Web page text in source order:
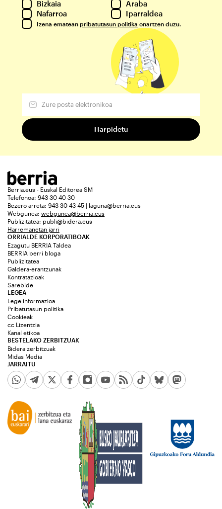
Bizkaia
Araba
Nafarroa
Iparraldea
Izena ematean pribatutasun politika onartzen duzu.
Berria.eus - Euskal Editorea SM
Telefonoa: 943 30 40 30
Bezero arreta: 943 30 43 45 | laguna@berria.eus
Webgunea: webgunea@berria.eus
Publizitatea: publi@bidera.eus
Harremanetan jarri
ORRIALDE KORPORATIBOAK
Ezagutu BERRIA Taldea
BERRIA berri bloga
Publizitatea
Galdera-erantzunak
Kontratazioak
Sarebide
JARRAITU
LEGEA
Lege informazioa
Pribatutasun politika
Cookieak
cc Lizentzia
Kanal etikoa
BESTELAKO ZERBITZUAK
Bidera zerbitzuak
Midas Media